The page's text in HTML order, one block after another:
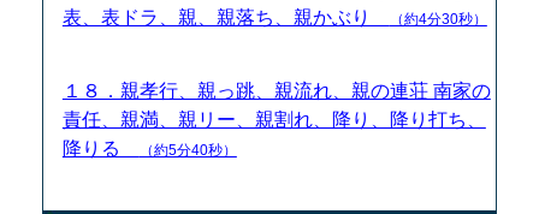
表、表ドラ、親、親落ち、親かぶり
（約4分30秒）
１８．親孝行、親っ跳、親流れ、親の連荘 南家の
責任、親満、親リー、親割れ、降り、降り打ち、
降りる
（約5分40秒）